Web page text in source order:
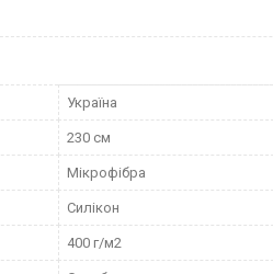
Україна
230 см
Мікрофібра
Силікон
400 г/м2